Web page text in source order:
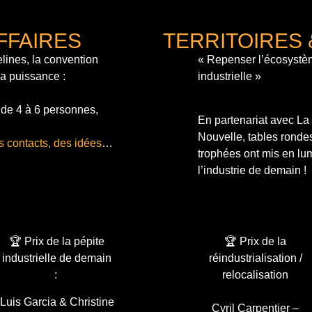
la convention
puissance :
4 à 6 personnes,
contacts, des idées…
TERRITOIRES
« Repenser
industrielle »
En partenariat avec
Nouvelle, tables
trophées ont mis en
l’industrie de demain !
🏆 Prix de la pépite
industrielle de demain
:
Luis Garcia & Christine
🏆 Prix de la
réindustrialisation /
relocalisation
Cyril Carpentier –